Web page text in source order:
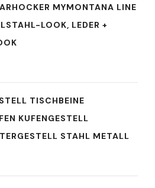
MYMONTANA LINE
LOOK, LEDER +
TISCHBEINE
KUFENGESTELL
STAHL METALL